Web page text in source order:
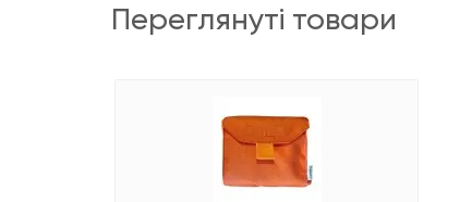
переглянуті товари